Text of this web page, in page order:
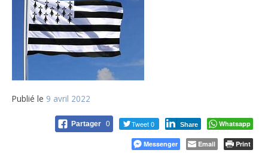
Publié le 9 avril 2022
Partager 0 Tweet 0 Share Whatsapp
Messenger Email Print